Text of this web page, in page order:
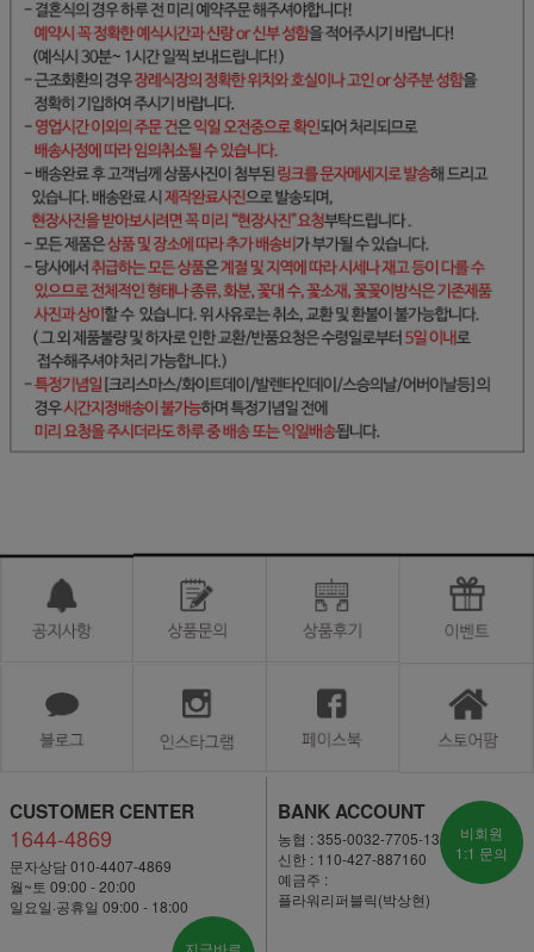
CUSTOMER CENTER
1644-4869
문자상담 010-4407-4869
월~토 09:00 - 20:00
일요일·공휴일 09:00 - 18:00
지금바로
BANK ACCOUNT
농협 : 355-0032-7705-13
신한 : 110-427-887160
예금주 :
플라워리퍼블릭(박상현)
비회원
1:1 문의